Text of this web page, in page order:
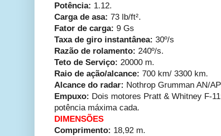
Potência: 1.12.
Carga de asa: 73 lb/ft².
Fator de carga: 9 Gs
Taxa de giro instantânea: 30º/s
Razão de rolamento: 240º/s.
Teto de Serviço: 20000 m.
Raio de ação/alcance: 700 km/ 3300 km.
Alcance do radar: Nothrop Grumman AN/
Empuxo: Dois motores Pratt & Whitney F-
potência máxima cada.
DIMENSÕES
Comprimento: 18,92 m.